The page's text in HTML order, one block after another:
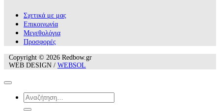
Σχετικά με μας
Επικοινωνία
Mεγεθολόγια
Προσφορές
Copyright © 2026 Redbow.gr
WEB DESIGN / WEBSOL
Αναζήτηση
για: